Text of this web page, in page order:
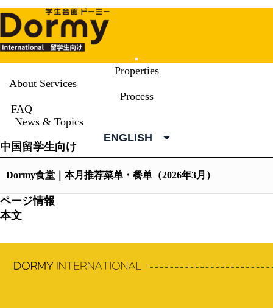
Mobile
Menu
Properties
About Services
Process
FAQ
News & Topics
ENGLISH
News & Topics
中国留学生向け
Dormy食堂｜本月推荐菜单・餐单（2026年3月）
ページ情報
本文